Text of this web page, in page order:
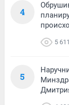
4
5 611
5